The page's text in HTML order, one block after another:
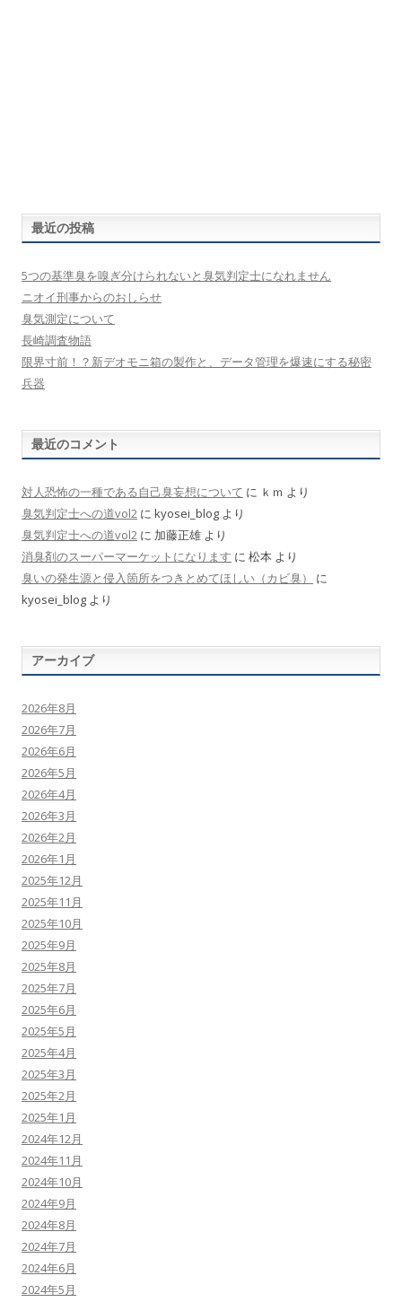
最近の投稿
5つの基準臭を嗅ぎ分けられないと臭気判定士になれません
ニオイ刑事からのおしらせ
臭気測定について
長崎調査物語
限界寸前！？新デオモニ箱の製作と、データ管理を爆速にする秘密
兵器
最近のコメント
対人恐怖の一種である自己臭妄想について に ｋｍ より
臭気判定士への道vol2 に kyosei_blog より
臭気判定士への道vol2 に 加藤正雄 より
消臭剤のスーパーマーケットになります に 松本 より
臭いの発生源と侵入箇所をつきとめてほしい（カビ臭）
に
kyosei_blog より
アーカイブ
2026年8月
2026年7月
2026年6月
2026年5月
2026年4月
2026年3月
2026年2月
2026年1月
2025年12月
2025年11月
2025年10月
2025年9月
2025年8月
2025年7月
2025年6月
2025年5月
2025年4月
2025年3月
2025年2月
2025年1月
2024年12月
2024年11月
2024年10月
2024年9月
2024年8月
2024年7月
2024年6月
2024年5月